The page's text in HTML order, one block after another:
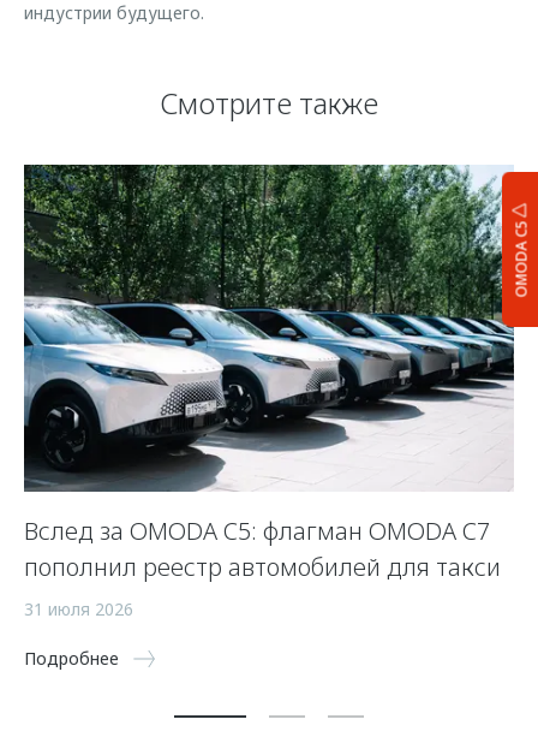
OMODA C5
индустрии будущего.
Смотрите также
Вслед за OMODA C5: флагман OMODA C7
пополнил реестр автомобилей для такси
31 июля 2026
Подробнее